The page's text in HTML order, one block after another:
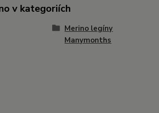
v kategoriích
Merino legíny
Manymonths